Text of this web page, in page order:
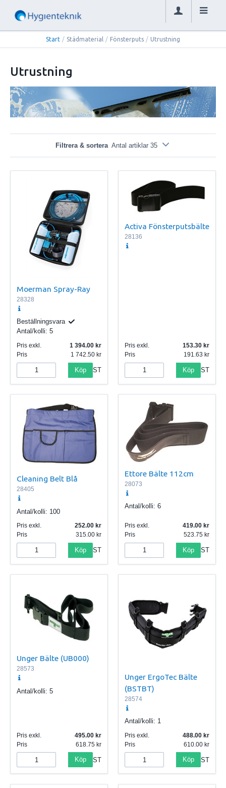
Start / Städmaterial / Fönsterputs / Utrustning
Utrustning
Filtrera & sortera Antal artiklar 35
Moerman Spray-Ray
28328
Beställningsvara
Antal/kolli: 5
Pris exkl.
1 394.00
Pris
1 742.50
Köp ST
Activa Fönsterputsbälte
28136
Pris exkl.
153.30
Pris
191.63
Köp ST
Cleaning Belt Blå
28405
Antal/kolli: 100
Pris exkl.
252.00
Pris
315.00
Köp ST
Ettore Bälte 112cm
28073
Antal/kolli: 6
Pris exkl.
419.00
Pris
523.75
Köp ST
Unger Bälte (UB000)
28573
Antal/kolli: 5
Pris exkl.
495.00
Pris
618.75
Köp ST
Unger ErgoTec Bälte
(BSTBT)
28574
Antal/kolli: 1
Pris exkl.
488.00
Pris
610.00
Köp ST